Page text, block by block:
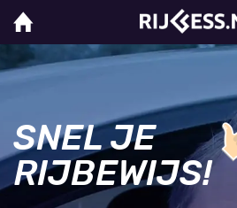
SNEL JE
RIJBEWIJS!